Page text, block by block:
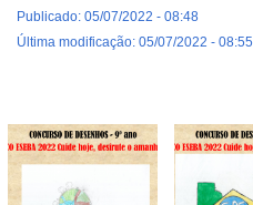
Publicado: 05/07/2022 - 08:48
Última modificação: 05/07/2022 - 08:55